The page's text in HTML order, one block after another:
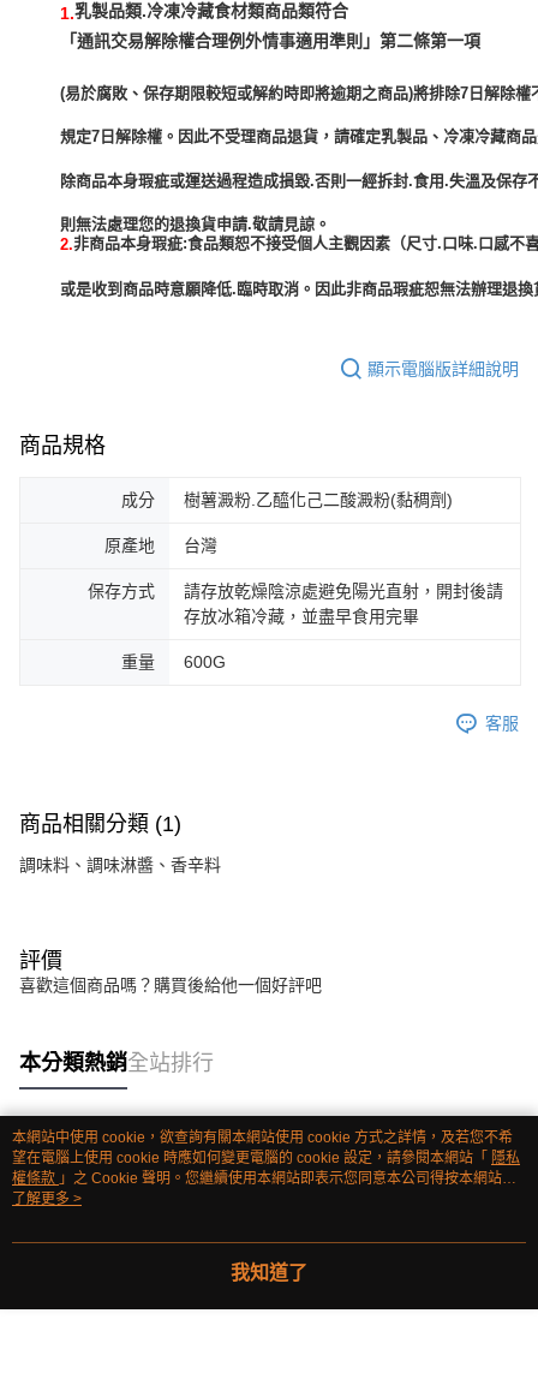
1.乳製品類.冷凍冷藏食材類商品類符合
「通訊交易解除權合理例外情事適用準則」第二條第一項
(易於腐敗、保存期限較短或解約時即將逾期之商品)將排除7日解除權
規定7日解除權。因此不受理商品退貨，請確定乳製品、冷凍冷藏商
除商品本身瑕疵或運送過程造成損毀.否則一經拆封.食用.失溫及保存
2.非商品本身瑕疵:食品類恕不接受個人主觀因素（尺寸.口味.口感不
或是收到商品時意願降低.臨時取消。因此非商品瑕疵恕無法辦理退
顯示電腦版詳細說明
商品規格
成分 樹薯澱粉.乙醯化己二酸澱粉(黏稠劑)
原產地 台灣
保存方式
請存放乾燥陰涼處避免陽光直射，開封後請
存放冰箱冷藏，並盡早食用完畢
重量 600G
客服
商品相關分類 (1)
調味料、調味淋醬、香辛料
評價
喜歡這個商品嗎？購買後給他一個好評吧
本分類熱銷全站排行
熱門標籤
本網站中使用 cookie，欲查詢有關本網站使用 cookie 方式之詳情，及若您不希
望在電腦上使用 cookie 時應如何變更電腦的 cookie 設定，請參閱本網站「 隱私
權條款 」之 Cookie 聲明。您繼續使用本網站即表示您同意本公司得按本網站使
用條款之 Cookie 聲明使用 cookie。
了解更多 >
我知道了